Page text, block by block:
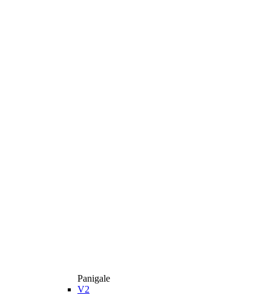
Panigale
V2